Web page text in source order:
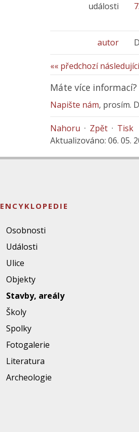
události
autor
«« předchozí
Máte více informací?
Napište nám, prosím.
Nahoru · Zpět · Tisk
Aktualizováno: 06. 05.
ENCYKLOPEDIE
Osobnosti
Události
Ulice
Objekty
Stavby, areály
Školy
Spolky
Fotogalerie
Literatura
Archeologie